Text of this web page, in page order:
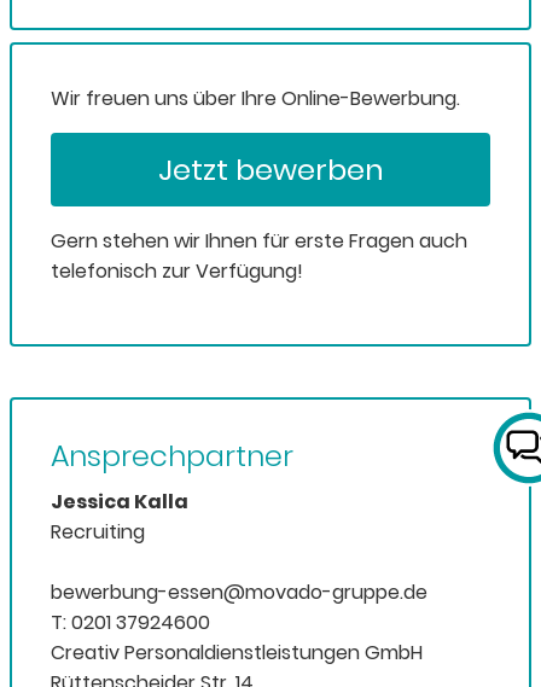
Wir freuen uns über Ihre Online-Bewerbung.
Jetzt bewerben
Gern stehen wir Ihnen für erste Fragen auch
telefonisch zur Verfügung!
Ansprechpartner
Jessica Kalla
Recruiting
bewerbung-essen@movado-gruppe.de
T: 0201 37924600
Creativ Personaldienstleistungen GmbH